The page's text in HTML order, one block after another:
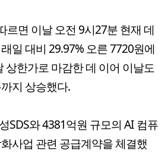
르면 이날 오전 9시27분 현재 데
일 대비 29.97% 오른 7720원에
상한가로 마감한 데 이어 이날도
지 상승했다.
SDS와 4381억원 규모의 AI 컴퓨
사업 관련 공급계약을 체결했